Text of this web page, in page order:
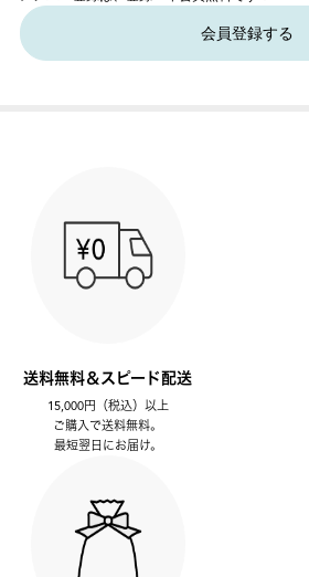
会員登録する
送料無料＆スピード配送
15,000円（税込）以上
ご購入で送料無料。
最短翌日にお届け。